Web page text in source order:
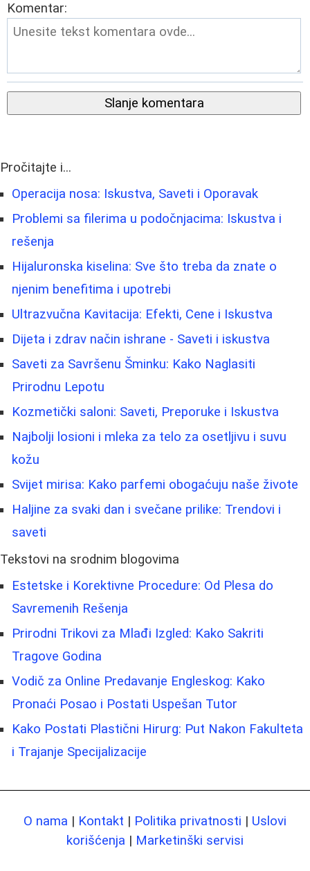
Komentar:
Slanje komentara
Pročitajte i...
Operacija nosa: Iskustva, Saveti i Oporavak
Problemi sa filerima u podočnjacima: Iskustva i
rešenja
Hijaluronska kiselina: Sve što treba da znate o
njenim benefitima i upotrebi
Ultrazvučna Kavitacija: Efekti, Cene i Iskustva
Dijeta i zdrav način ishrane - Saveti i iskustva
Saveti za Savršenu Šminku: Kako Naglasiti
Prirodnu Lepotu
Kozmetički saloni: Saveti, Preporuke i Iskustva
Najbolji losioni i mleka za telo za osetljivu i suvu
kožu
Svijet mirisa: Kako parfemi obogaćuju naše živote
Haljine za svaki dan i svečane prilike: Trendovi i
saveti
Tekstovi na srodnim blogovima
Estetske i Korektivne Procedure: Od Plesa do
Savremenih Rešenja
Prirodni Trikovi za Mlađi Izgled: Kako Sakriti
Tragove Godina
Vodič za Online Predavanje Engleskog: Kako
Pronaći Posao i Postati Uspešan Tutor
Kako Postati Plastični Hirurg: Put Nakon Fakulteta
i Trajanje Specijalizacije
O nama | Kontakt | Politika privatnosti | Uslovi
korišćenja | Marketinški servisi